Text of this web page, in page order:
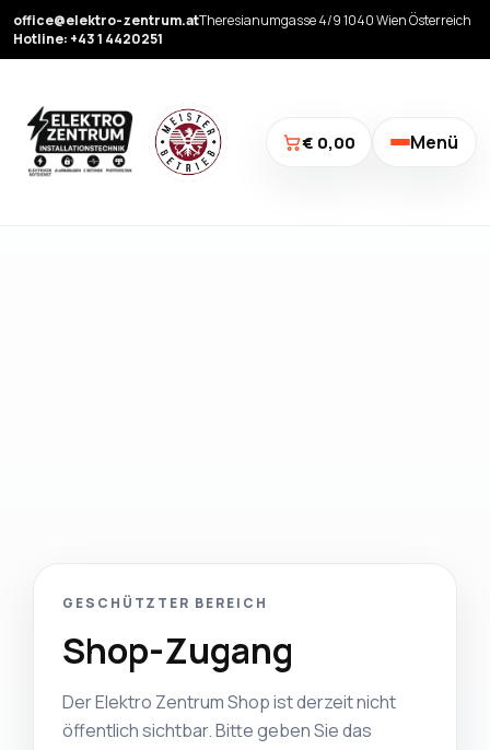
office@elektro-zentrum.atTheresianumgasse 4/9 1040 Wien Österreich
Hotline: +43 1 4420251
€ 0,00 Menü
GESCHÜTZTER BEREICH
Shop-Zugang
Der Elektro Zentrum Shop ist derzeit nicht
öffentlich sichtbar. Bitte geben Sie das